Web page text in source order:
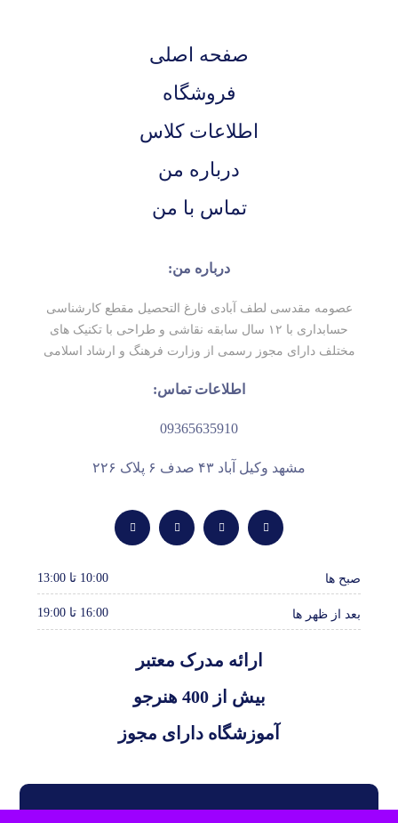
صفحه اصلی
فروشگاه
اطلاعات کلاس
درباره من
تماس با من
درباره من:
عصومه مقدسی لطف آبادی فارغ التحصیل مقطع کارشناسی
حسابداری با ۱۲ سال سابقه نقاشی و طراحی با تکنیک های
مختلف دارای مجوز رسمی از وزارت فرهنگ و ارشاد اسلامی
اطلاعات تماس:
09365635910
مشهد وکیل آباد ۴۳ صدف ۶ پلاک ۲۲۶
صبح ها 10:00 تا 13:00
بعد از ظهر ها 16:00 تا 19:00
ارائه مدرک معتبر
بیش از 400 هنرجو
آموزشگاه دارای مجوز